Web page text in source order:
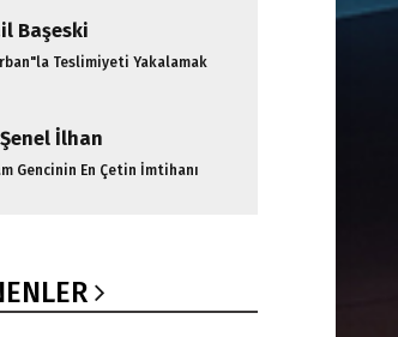
Başeski
Teslimiyeti Yakalamak
İlhan
Gencinin En Çetin İmtihanı